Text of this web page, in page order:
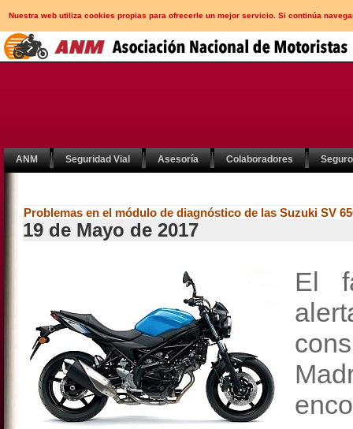
Nuestra web utiliza cookies propias para ofrecerle un mejor servicio. Si continúa
ANM Seguridad Vial Asesoría Colaboradores
Problemas en el módulo de diagnóstico de las Suzuki SV
19 de Mayo de 2017
El